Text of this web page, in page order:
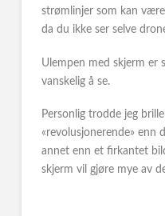
strømlinjer som kan
da du ikke ser selve
Ulempen med skjerm er
vanskelig å se.
Personlig trodde jeg
«revolusjonerende» enn
annet enn et firkantet
skjerm vil gjøre mye av